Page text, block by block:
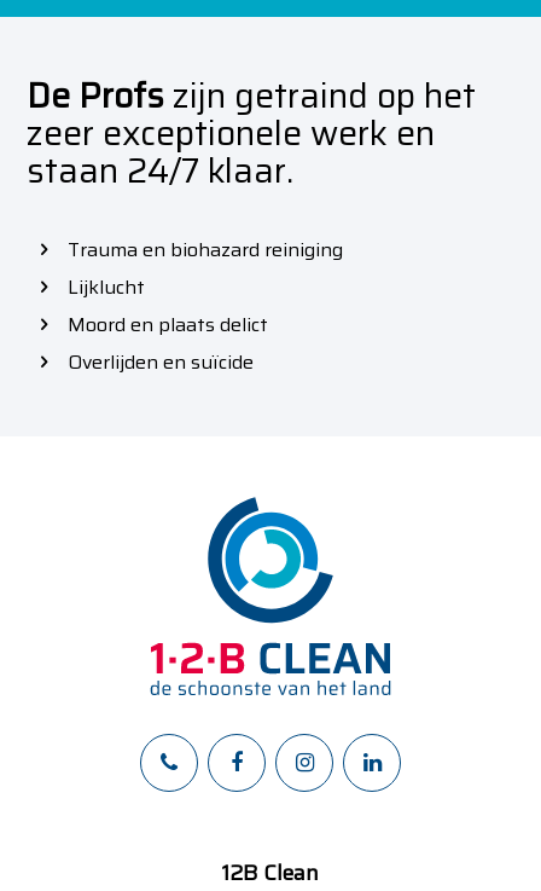
De Profszijn getraind op het
zeer exceptionele werk en
staan 24/7 klaar.
Trauma en biohazard reiniging
Lijklucht
Moord en plaats delict
Overlijden en suïcide
12B Clean